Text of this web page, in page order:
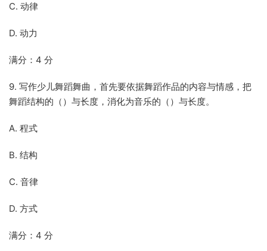
C. 动律
D. 动力
满分：4 分
9. 写作少儿舞蹈舞曲，首先要依据舞蹈作品的内容与情感，把
舞蹈结构的（）与长度，消化为音乐的（）与长度。
A. 程式
B. 结构
C. 音律
D. 方式
满分：4 分